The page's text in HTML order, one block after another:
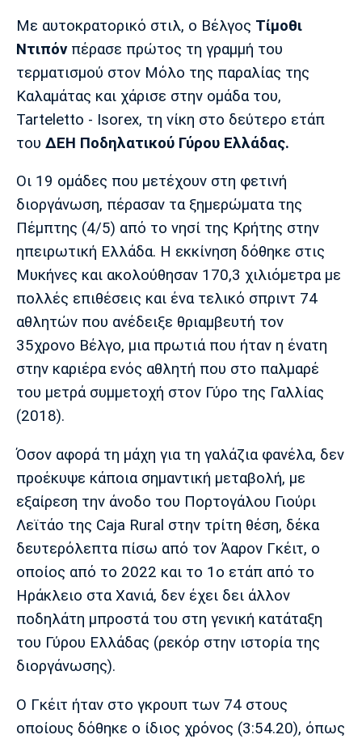
Πολιτισμός
Τραγούδια
Cine Spot
Running
Παρασκήνιο
Πρόγραμμα TV
Ιωνικός Κηφισιά Πανσερραϊκός
Μπαρτσελόνα
Ρεάλ
Μαδρίτης
Ατλέτικο
Μαδρίτης
Μάντσεστερ
Τσέλσι Άρσεναλ
Λίβερπουλ
Μάντσεστερ
Γιουβέντους
Ίντερ Μίλαν Μπάγερν
Μπορούσια
Ντόρτμουντ
Παρί Σεν
Ζερμέν
Μαρσέιγ
Ερυθρός
Τότεναμ
Με αυτοκρατορικό στιλ, ο Βέλγος Τίμοθι
Ντιπόνπέρασε πρώτος τη γραμμή του
τερματισμού στον Μόλο της παραλίας της
Καλαμάτας και χάρισε στην ομάδα του,
Tarteletto - Isorex, τη νίκη στο δεύτερο ετάπ
του ΔΕΗ Ποδηλατικού Γύρου Ελλάδας.
Οι 19 ομάδες που μετέχουν στη φετινή
διοργάνωση, πέρασαν τα ξημερώματα της
Πέμπτης (4/5) από το νησί της Κρήτης στην
ηπειρωτική Ελλάδα. Η εκκίνηση δόθηκε στις
Μυκήνες και ακολούθησαν 170,3 χιλιόμετρα με
πολλές επιθέσεις και ένα τελικό σπριντ 74
αθλητών που ανέδειξε θριαμβευτή τον
35χρονο Βέλγο, μια πρωτιά που ήταν η ένατη
στην καριέρα ενός αθλητή που στο παλμαρέ
του μετρά συμμετοχή στον Γύρο της Γαλλίας
(2018).
Όσον αφορά τη μάχη για τη γαλάζια φανέλα, δεν
προέκυψε κάποια σημαντική μεταβολή, με
εξαίρεση την άνοδο του Πορτογάλου Γιούρι
Λεϊτάο της Caja Rural στην τρίτη θέση, δέκα
δευτερόλεπτα πίσω από τον Άαρον Γκέιτ, ο
οποίος από το 2022 και το 1ο ετάπ από το
Ηράκλειο στα Χανιά, δεν έχει δει άλλον
ποδηλάτη μπροστά του στη γενική κατάταξη
του Γύρου Ελλάδας (ρεκόρ στην ιστορία της
διοργάνωσης).
Ο Γκέιτ ήταν στο γκρουπ των 74 στους
οποίους δόθηκε ο ίδιος χρόνος (3:54.20), όπως